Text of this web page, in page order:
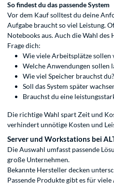
So findest du das passende System
Vor dem Kauf solltest du deine
Aufgabe braucht so viel Leistung.
Notebooks aus. Auch die Wahl
Frage dich:
Wie viele Arbeitsplätze sollen
Welche Anwendungen sollen
Wie viel Speicher brauchst du?
Soll das System später
Brauchst du eine
Die richtige Wahl spart Zeit und
verhindert unnötige Kosten und
Server und Workstations bei
Die Auswahl umfasst passende
große Unternehmen.
Bekannte Hersteller decken
Passende Produkte gibt es für